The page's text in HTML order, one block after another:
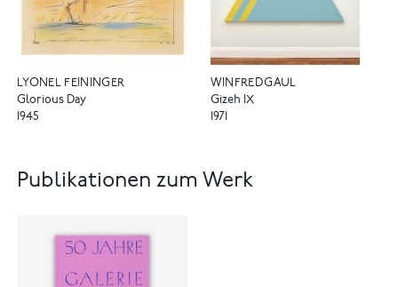
LYONEL FEININGER
Glorious Day
1945
WINFRED GAUL
Gizeh IX
1971
Publikationen zum Werk